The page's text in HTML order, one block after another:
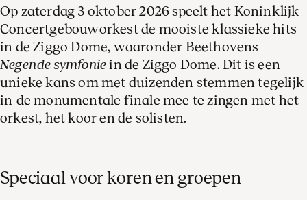
Op zaterdag 3 oktober 2026 speelt het Koninklijk
Concertgebouworkest de mooiste klassieke hits
in de Ziggo Dome, waaronder Beethovens
Negende symfoniein de Ziggo Dome. Dit is een
unieke kans om met duizenden stemmen tegelijk
in de monumentale finale mee te zingen met het
orkest, het koor en de solisten.
Speciaal voor koren en groepen